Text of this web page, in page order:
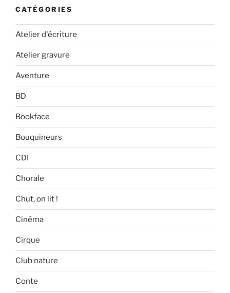
CATÉGORIES
Atelier d'écriture
Atelier gravure
Aventure
BD
Bookface
Bouquineurs
CDI
Chorale
Chut, on lit !
Cinéma
Cirque
Club nature
Conte